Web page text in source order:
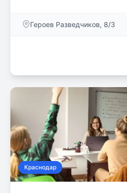
КЛАССОВ ОТДЕЛЕНИЕ
Героев Разведчиков, 8/3
Краснодар